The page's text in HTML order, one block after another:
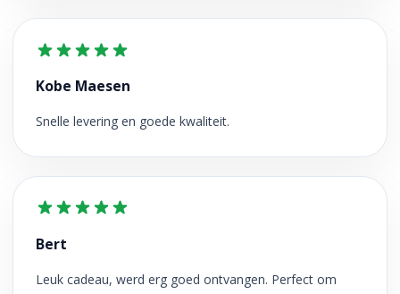
Kobe Maesen
Snelle levering en goede kwaliteit.
Bert
Leuk cadeau, werd erg goed ontvangen. Perfect om